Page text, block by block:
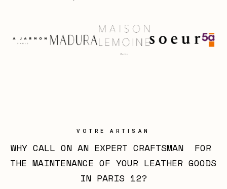
VOTRE ARTISAN
WHY CALL ON AN EXPERT CRAFTSMAN  FOR
THE MAINTENANCE OF YOUR LEATHER GOODS
IN PARIS 12?